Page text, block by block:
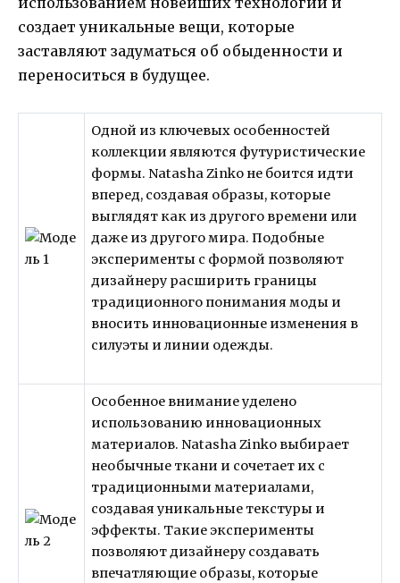
создает уникальные вещи, которые
заставляют задуматься об обыденности и
переноситься в будущее.
Одной из ключевых особенностей
коллекции являются футуристические
формы. Natasha Zinko не боится идти
вперед, создавая образы, которые
выглядят как из другого времени или
даже из другого мира. Подобные
эксперименты с формой позволяют
дизайнеру расширить границы
традиционного понимания моды и
вносить инновационные изменения в
силуэты и линии одежды.
Особенное внимание уделено
использованию инновационных
материалов. Natasha Zinko выбирает
необычные ткани и сочетает их с
традиционными материалами,
создавая уникальные текстуры и
эффекты. Такие эксперименты
позволяют дизайнеру создавать
впечатляющие образы, которые